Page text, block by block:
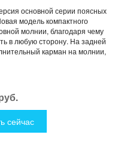
основной серии поясных
модель компактного
молнии, благодаря чему
в любую сторону. На задней
карман на молнии,
сейчас